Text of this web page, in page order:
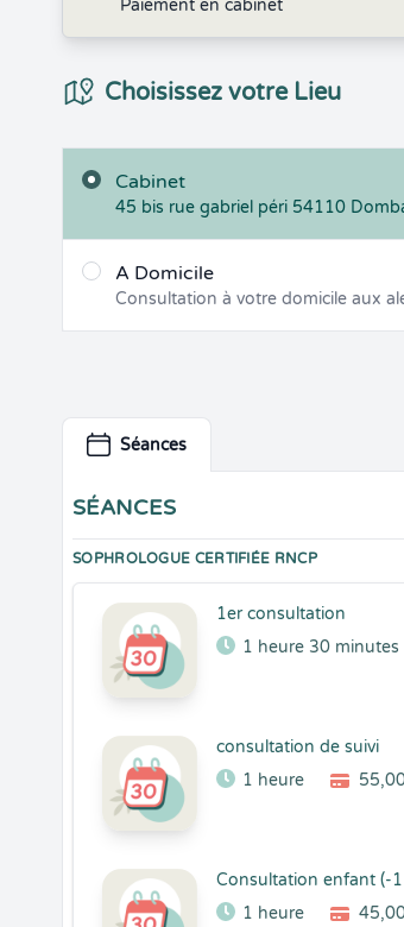
Paiement en cabinet
Choix du Lieux
Choisissez votre Lieu
Cabinet
45 bis rue gabriel péri 54110
A Domicile
Consultation à votre domicile aux
Séances
SÉANCES
SOPHROLOGUE CERTIFIÉE RNCP
1er consultation
1 heure 30 minutes
consultation de suivi
1 heure
Consultation enfant (-
1 heure